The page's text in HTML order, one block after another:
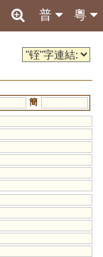
粵
普
簡